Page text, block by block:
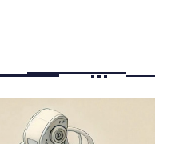
ー
US